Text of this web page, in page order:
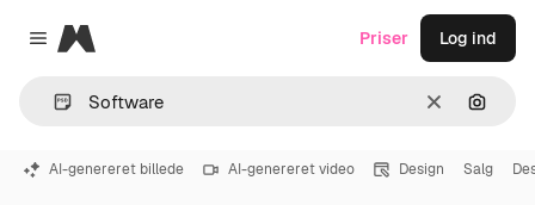
Close menu
Magnific
Klar Søg
Priser Log ind
AI-genereret billede AI-genereret video Design Salg